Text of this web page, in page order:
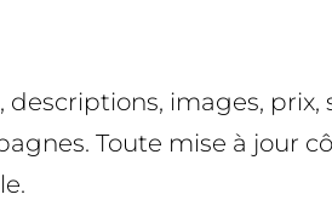
images, prix,
Toute mise à jour